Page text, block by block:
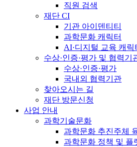
직원 검색
재단 CI
기관 아이덴티티
과학문화 캐릭터
AI·디지털 교육 캐릭
수상·인증·평가 및 협력기
수상·인증·평가
국내외 협력기관
찾아오시는 길
재단 방문신청
사업 안내
과학기술문화
과학문화 추진주체
과학문화 정책 및 플